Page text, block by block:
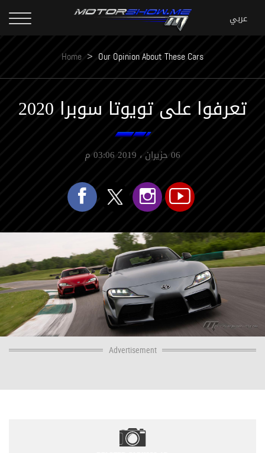
Home > Our Opinion About These Cars
تعرفوا على تويوتا سوبرا 2020
06 حزيران ، 2019 03:06 م
Advertisement